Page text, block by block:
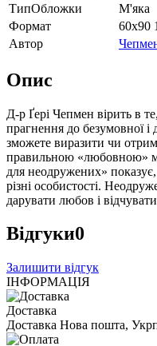
ТипОбложки
М'яка
Формат
60х90
Автор
Опис
Д-р Ґері Чепмен вірить в
прагнення до безумовної
зможете виразити чи
правильною «любовною»
для неодружених»
різні особистості.
дарувати любов і відчувати
Відгуки0
Залишити відгук
ІНФОРМАЦІЯ
Доставка
Доставка Нова пошта,